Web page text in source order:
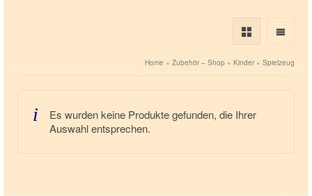
Home » Zubehör – Shop » Kinder » Spielzeug
Es wurden keine Produkte gefunden, die Ihrer
Auswahl entsprechen.